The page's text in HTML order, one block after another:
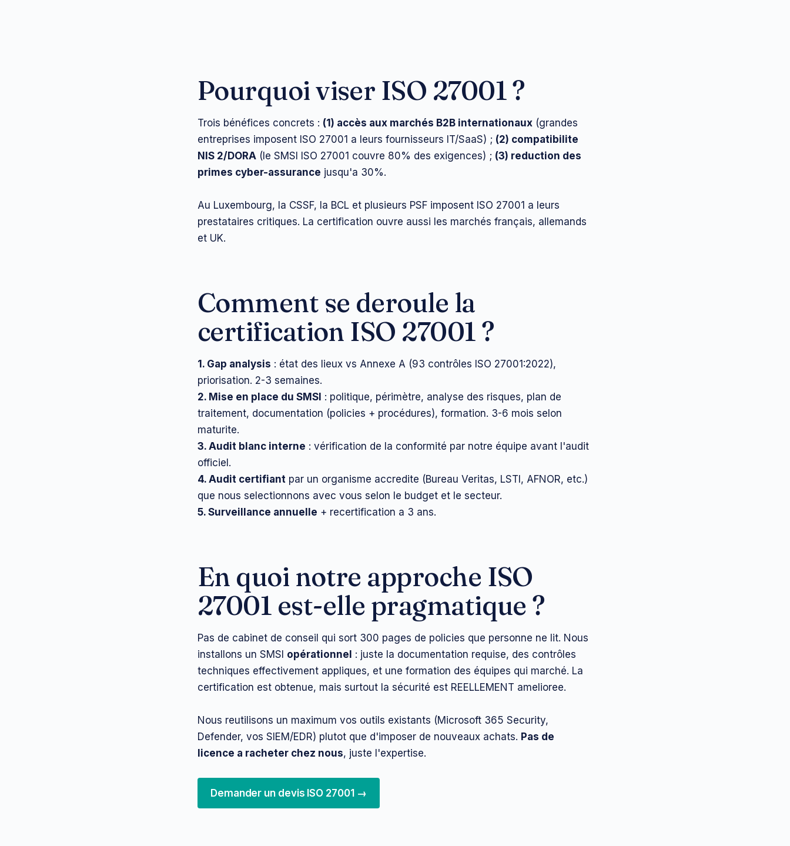
Pourquoi viser ISO 27001 ?
Trois bénéfices concrets : (1) accès aux marchés B2B internationaux (grandes
entreprises imposent ISO 27001 a leurs fournisseurs IT/SaaS) ; (2) compatibilite
NIS 2/DORA (le SMSI ISO 27001 couvre 80% des exigences) ; (3) reduction des
primes cyber-assurance jusqu'a 30%.
Au Luxembourg, la CSSF, la BCL et plusieurs PSF imposent ISO 27001 a leurs
prestataires critiques. La certification ouvre aussi les marchés français, allemands
et UK.
Comment se deroule la
certification ISO 27001 ?
1. Gap analysis : état des lieux vs Annexe A (93 contrôles ISO 27001:2022),
priorisation. 2-3 semaines.
2. Mise en place du SMSI : politique, périmètre, analyse des risques, plan de
traitement, documentation (policies + procédures), formation. 3-6 mois selon
maturite.
3. Audit blanc interne : vérification de la conformité par notre équipe avant l'audit
officiel.
4. Audit certifiant par un organisme accredite (Bureau Veritas, LSTI, AFNOR, etc.)
que nous selectionnons avec vous selon le budget et le secteur.
5. Surveillance annuelle + recertification a 3 ans.
En quoi notre approche ISO
27001 est-elle pragmatique ?
Pas de cabinet de conseil qui sort 300 pages de policies que personne ne lit. Nous
installons un SMSI opérationnel : juste la documentation requise, des contrôles
techniques effectivement appliques, et une formation des équipes qui marché. La
certification est obtenue, mais surtout la sécurité est REELLEMENT amelioree.
Nous reutilisons un maximum vos outils existants (Microsoft 365 Security,
Defender, vos SIEM/EDR) plutot que d'imposer de nouveaux achats. Pas de
licence a racheter chez nous, juste l'expertise.
Demander un devis ISO 27001 →